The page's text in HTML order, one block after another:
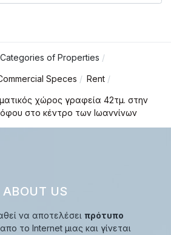
Categories of Properties
Speces Rent
χώρος γραφεία 42τμ. στην
στο κέντρο των Ιωαννίνων
ABOUT US
να αποτελέσει πρότυπο
απο το Internet μιας και γίνεται